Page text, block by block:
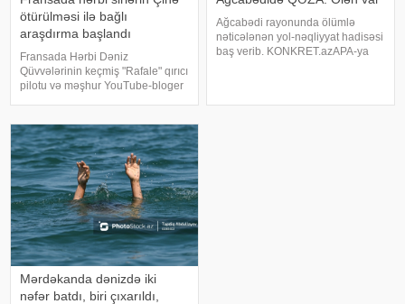
ötürülməsi ilə bağlı
araşdırma başlandı
Fransada Hərbi Dəniz
Qüvvələrinin keçmiş "Rafale" qırıcı
pilotu və məşhur YouTube-bloger
Nord" nəşrinə istinadən xəbər
verir ki, buna səbə
Ağcabədi rayonunda ölümlə
nəticələnən yol-nəqliyyat hadisəsi
baş verib. KONKRET.azAPA-ya
təvəllüdlü Eldəniz Musayevin
Mərdəkanda dənizdə iki
nəfər batdı, biri çıxarıldı,